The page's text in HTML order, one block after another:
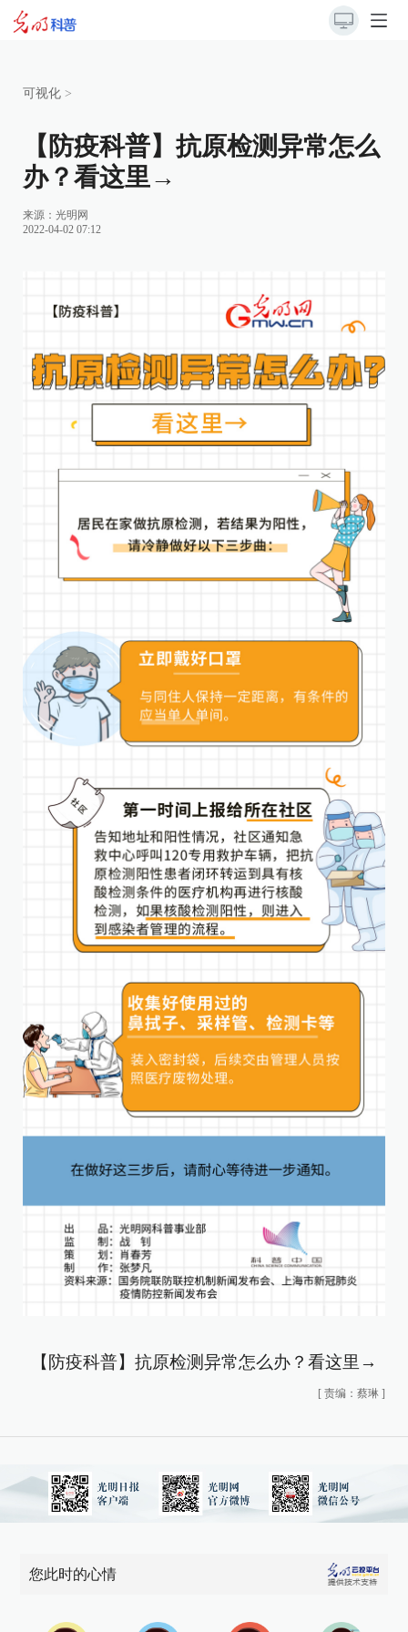
可视化 >
【防疫科普】抗原检测异常怎么
办？看这里→
来源： 光明网
2022-04-02 07:12
【防疫科普】抗原检测异常怎么办？看这里→
[ 责编：蔡琳 ]
您此时的心情